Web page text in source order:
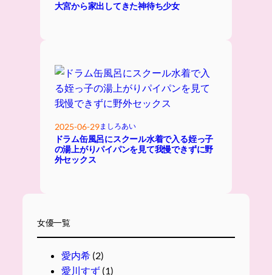
大宮から家出してきた神待ち少女
2025-06-29ましろあい
ドラム缶風呂にスクール水着で入る姪っ子
の湯上がりパイパンを見て我慢できずに野
外セックス
女優一覧
愛内希(2)
愛川すず(1)